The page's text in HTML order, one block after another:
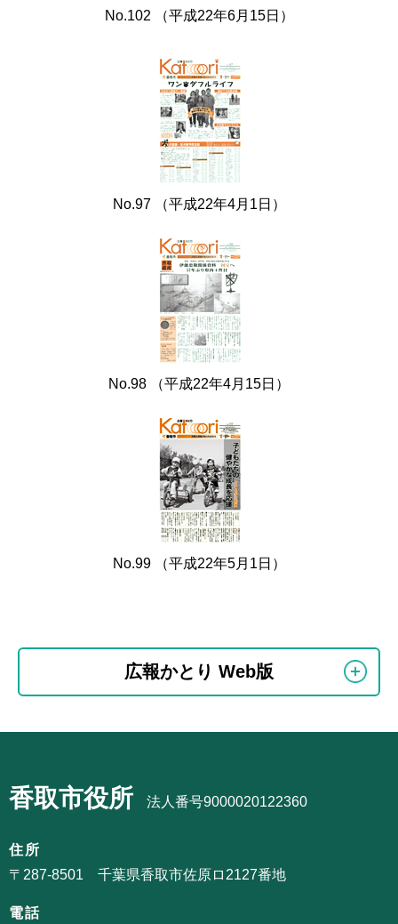
No.102 （平成22年6月15日）
No.97 （平成22年4月1日）
No.98 （平成22年4月15日）
No.99 （平成22年5月1日）
こ
で
ビ
ー
シ
ン
こ
こ
広報かとり Web版
ナ
ゲ
ー
ョ
香取市役所 法人番号9000020122360
住所
〒287-8501 千葉県香取市佐原ロ2127番地
電話